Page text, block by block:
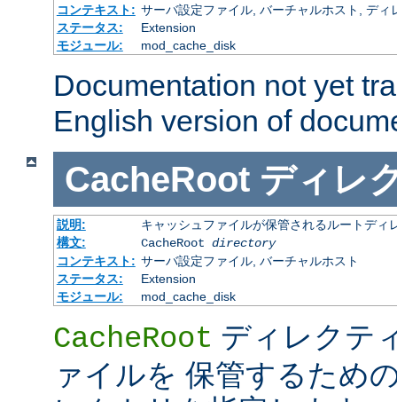
コンテキスト: サーバ設定ファイル, バーチャルホスト, ディ
ステータス:
Extension
モジュール:
mod_cache_disk
Documentation not yet
English version of
CacheRoot ディレ
説明:
キャッシュファイルが保管されるルートディ
構文:
CacheRoot directory
コンテキスト: サーバ設定ファイル, バーチャルホスト
ステータス:
Extension
モジュール:
mod_cache_disk
CacheRoot ディレクテ
ァイルを 保管するため